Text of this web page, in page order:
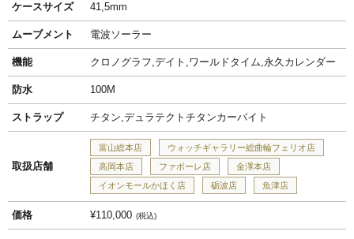
ケースサイズ 41,5mm
ムーブメント 電波ソーラー
機能 クロノグラフ,デイト,ワールドタイム,永久カレンダー
防水 100M
ストラップ チタン,デュラテクトチタンカーバイト
取扱店舗
富山総本店
ウォッチギャラリー総曲輪フェリオ店
高岡本店
ファボーレ店
金澤本店
イオンモールかほく店
砺波店 魚津店
価格 ¥110,000 税込